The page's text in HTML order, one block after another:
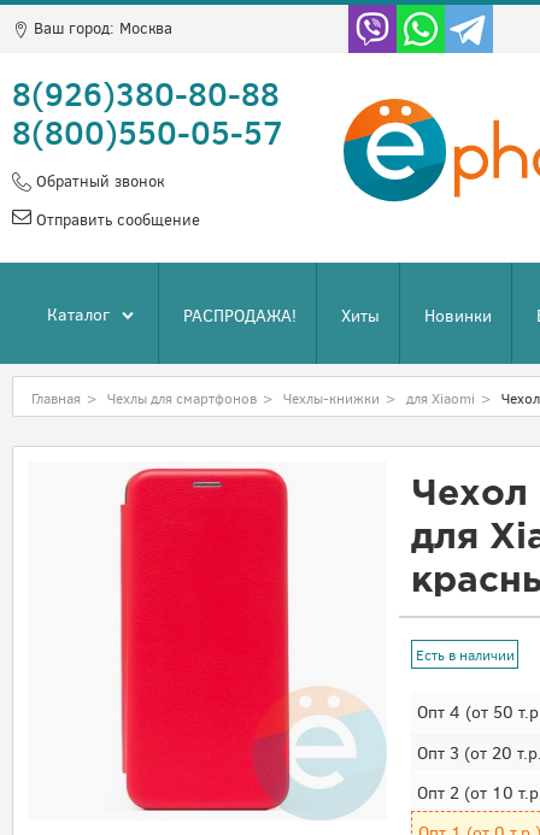
Ваш город: Москва
8(926)380-80-88
8(800)550-05-57
Обратный звонок
Отправить сообщение
Каталог РАСПРОДАЖА! Хиты Новинки
Главная > Чехлы для смартфонов > Чехлы-книжки > для Xiaomi >
Чехол
для
Есть в наличии
Опт 4 (от 50
Опт 3 (от 20
Опт 2(от 10